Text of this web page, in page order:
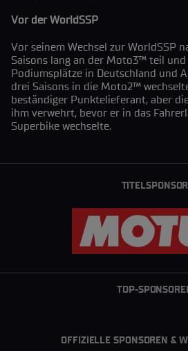
Vor der WorldSSP
Vor seinem Wechsel zur WorldSSP
Saisons lang an der Moto3™ teil
Podiumsplätze in Deutschland und
drei Saisons in die Moto2™
beständiger Punktelieferant, aber
ihm verwehrt, bevor er in das
Superbike wechselte.
TITELSPONSOR
TOP-
OFFIZIELLE SPONSOREN &